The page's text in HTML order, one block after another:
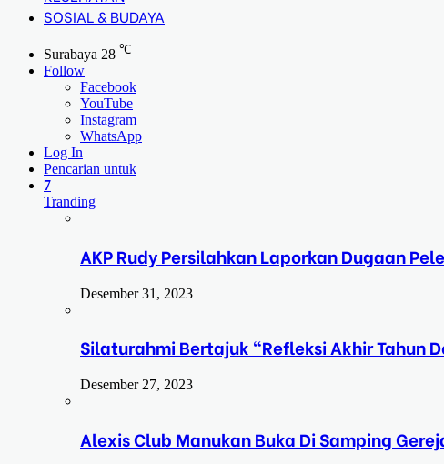
SOSIAL & BUDAYA
Surabaya 28 ℃
Follow
Facebook
YouTube
Instagram
WhatsApp
Log In
Pencarian untuk
7
Tranding
AKP Rudy Persilahkan Laporkan Dugaan
Desember 31, 2023
Silaturahmi Bertajuk “Refleksi Akhir Tahun
Desember 27, 2023
Alexis Club Manukan Buka Di Samping